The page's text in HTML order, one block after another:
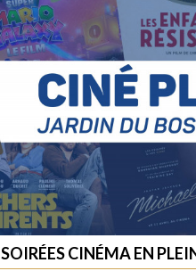
SOIRÉES CINÉMA EN